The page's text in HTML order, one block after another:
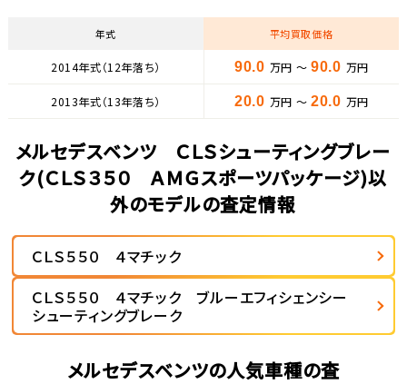
年式 平均買取価格
2014年式（12年落ち） 90.0 万円 ～ 90.0 万円
2013年式（13年落ち） 20.0 万円 ～ 20.0 万円
メルセデスベンツ ＣＬＳシューティングブレー
ク(ＣＬＳ３５０ ＡＭＧスポーツパッケージ)以
外のモデルの査定情報
ＣＬＳ５５０ ４マチック
ＣＬＳ５５０ ４マチック ブルーエフィシェンシー
シューティングブレーク
メルセデスベンツの人気車種の査